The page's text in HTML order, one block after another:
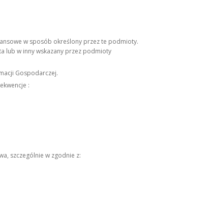
w sposób określony przez te podmioty.
lub w inny wskazany przez podmioty
Gospodarczej.
:
szczególnie w zgodnie z: